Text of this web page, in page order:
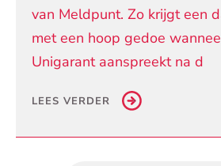
van Meldpunt. Zo krijgt een
met een hoop gedoe
Unigarant aanspreekt na d
LEES VERDER